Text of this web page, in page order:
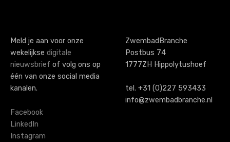
Meld je aan voor onze
wekelijkse digitale
nieuwsbrief of volg ons op
één van onze social media
kanalen.
Facebook
LinkedIn
Instagram
ZwembadBranche
Postbus 74
1777ZH Hippolytushoef
tel. +31 (0)227 593433
info@zwembadbranche.nl